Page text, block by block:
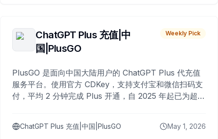
ChatGPT Plus 充值|中
国|PlusGO
Weekly Pick
PlusGO 是面向中国大陆用户的 ChatGPT Plus 代充值
服务平台。使用官方 CDKey，支持支付宝和微信扫码支
付，平均 2 分钟完成 Plus 开通，自 2025 年起已为超过
ChatGPT Plus 充值|中国|PlusGO May 1, 2026